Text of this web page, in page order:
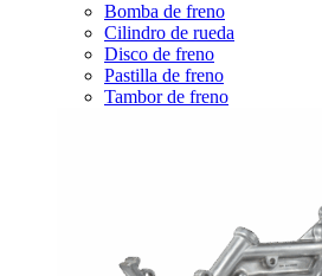
Bomba de freno
Cilindro de rueda
Disco de freno
Pastilla de freno
Tambor de freno